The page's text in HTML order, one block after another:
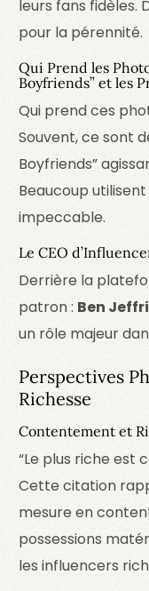
leurs fans fidèles.
pour la pérennité.
Qui Prend les
Boyfriends” et les
Qui prend ces
Souvent, ce sont
Boyfriends”
Beaucoup
impeccable.
Le CEO
Derrière la
patron : Ben
un rôle majeur
Perspectives
Richesse
Contentement et
“Le plus riche est
Cette citation
mesure en
possessions
les influencers